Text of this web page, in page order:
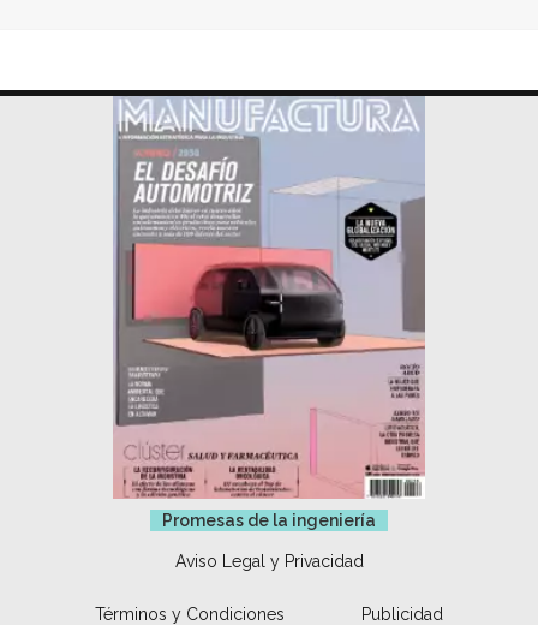
Promesas de la ingeniería
Aviso Legal y Privacidad
Términos y Condiciones Publicidad